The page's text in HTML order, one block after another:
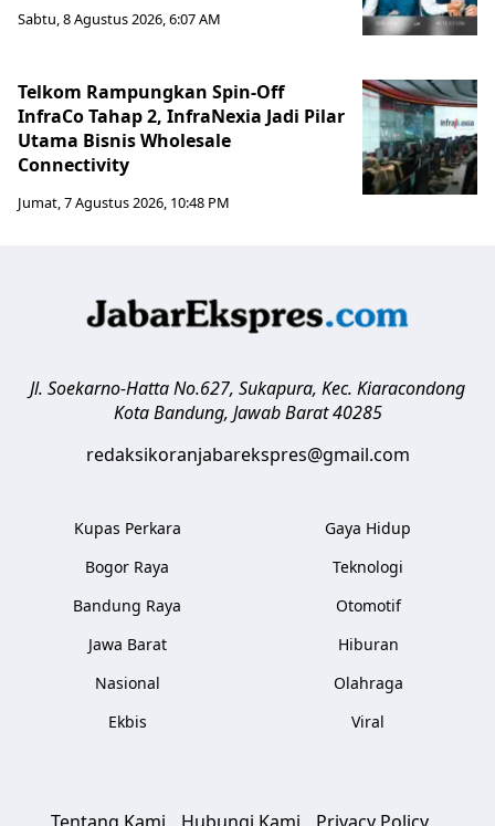
Sabtu, 8 Agustus 2026, 6:07 AM
Telkom Rampungkan Spin-Off
InfraCo Tahap 2, InfraNexia Jadi Pilar
Utama Bisnis Wholesale
Connectivity
Jumat, 7 Agustus 2026, 10:48 PM
Jl. Soekarno-Hatta No.627, Sukapura, Kec. Kiaracondong
Kota Bandung, Jawab Barat 40285
redaksikoranjabarekspres@gmail.com
Kupas Perkara
Bogor Raya
Bandung Raya
Jawa Barat
Nasional
Ekbis
Gaya Hidup
Teknologi
Otomotif
Hiburan
Olahraga
Viral